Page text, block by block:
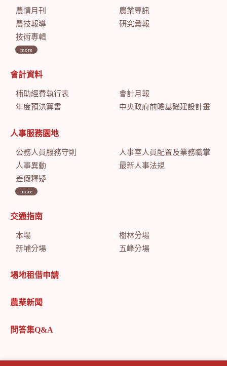
農情月刊
農業專訊
農技報導
研究彙報
技術專輯
more
會計資料
補助經費執行表
會計月報
年度預決算書
中央政府前瞻基礎建設計畫特別預算會計月報
人事服務園地
公務人員服務守則
人事室人員配置及業務職掌
人事異動
最新人事法規
差假釋疑
more
交通指南
本場
樹林分場
新埔分場
五峰分場
場地租借申請
農業新聞
問答集Q&A